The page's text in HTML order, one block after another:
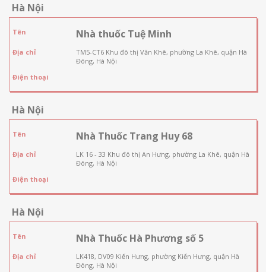
Hà Nội
Tên Nhà thuốc Tuệ Minh
Địa chỉ
TM5-CT6 Khu đô thị Văn Khê, phường La Khê, quận Hà
Đông, Hà Nội
Điện thoại
Hà Nội
Tên Nhà Thuốc Trang Huy 68
Địa chỉ
LK 16 - 33 Khu đô thị An Hưng, phường La Khê, quận Hà
Đông, Hà Nội
Điện thoại
Hà Nội
Tên Nhà Thuốc Hà Phương số 5
Địa chỉ
LK418, DV09 Kiến Hưng, phường Kiến Hưng, quận Hà
Đông, Hà Nội